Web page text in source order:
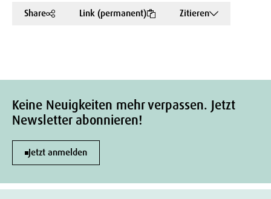
Share Link (permanent) Zitieren
Keine Neuigkeiten mehr verpassen. Jetzt
Newsletter abonnieren!
Jetzt anmelden